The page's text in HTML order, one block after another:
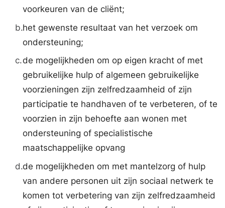
voorkeuren van de cliënt;
b.het gewenste resultaat van het verzoek om
ondersteuning;
c.de mogelijkheden om op eigen kracht of met
gebruikelijke hulp of algemeen gebruikelijke
voorzieningen zijn zelfredzaamheid of zijn
participatie te handhaven of te verbeteren, of te
voorzien in zijn behoefte aan wonen met
ondersteuning of specialistische
maatschappelijke opvang
d.de mogelijkheden om met mantelzorg of hulp
van andere personen uit zijn sociaal netwerk te
komen tot verbetering van zijn zelfredzaamheid